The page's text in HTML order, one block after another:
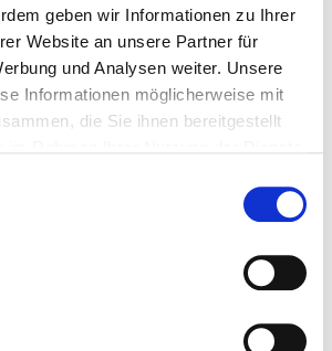
geben wir Informationen zu Ihrer
Website an unsere Partner für
und Analysen weiter. Unsere
Informationen möglicherweise mit
die Sie ihnen bereitgestellt
Weitere Standorte